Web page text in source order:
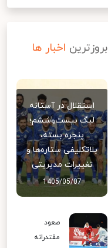
بروزترین اخبار ها
استقلال در آستانه
لیگ بیست‌وششم؛
پنجره بسته،
بلاتکلیفی ستاره‌ها و
تغییرات مدیریتی
1405/05/07
صعود
مقتدرانه